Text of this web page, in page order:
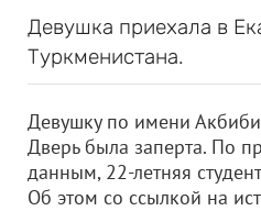
Девушка приехала в
Туркменистана.
Девушку по имени
Дверь была заперта. По
данным, 22-летняя
Об этом со ссылкой на